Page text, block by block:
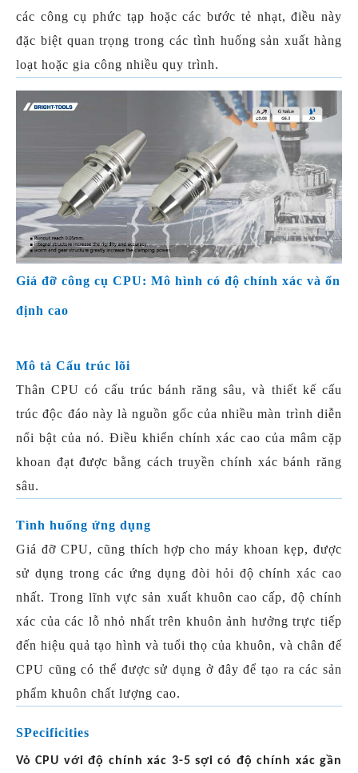
các công cụ phức tạp hoặc các bước tẻ nhạt, điều này
đặc biệt quan trọng trong các tình huống sản xuất hàng
loạt hoặc gia công nhiều quy trình.
Giá đỡ công cụ CPU: Mô hình có độ chính xác và ổn
định cao
Mô tả Cấu trúc lõi
Thân CPU có cấu trúc bánh răng sâu, và thiết kế cấu
trúc độc đáo này là nguồn gốc của nhiều màn trình diễn
nổi bật của nó. Điều khiển chính xác cao của mâm cặp
khoan đạt được bằng cách truyền chính xác bánh răng
sâu.
Tình huống ứng dụng
Giá đỡ CPU, cũng thích hợp cho máy khoan kẹp, được
sử dụng trong các ứng dụng đòi hỏi độ chính xác cao
nhất. Trong lĩnh vực sản xuất khuôn cao cấp, độ chính
xác của các lỗ nhỏ nhất trên khuôn ảnh hưởng trực tiếp
đến hiệu quả tạo hình và tuổi thọ của khuôn, và chân đế
CPU cũng có thể được sử dụng ở đây để tạo ra các sản
phẩm khuôn chất lượng cao.
SPecificities
Vỏ CPU với độ chính xác 3-5 sợi có độ chính xác gần